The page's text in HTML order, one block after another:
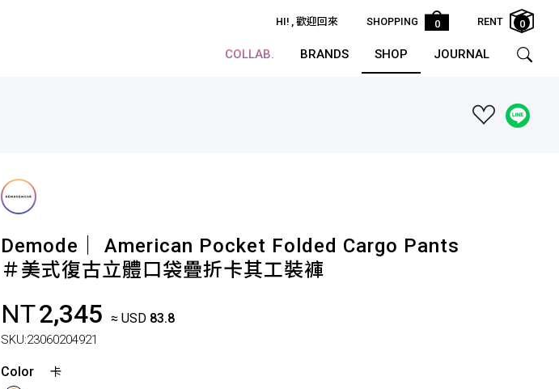
HI! , 歡迎回來 SHOPPING 0 RENT 0
COLLAB. BRANDS SHOP JOURNAL
Demode｜ American Pocket Folded Cargo Pants
＃美式復古立體口袋疊折卡其工裝褲
NT2,345 ≈ USD 83.8
SKU:23060204921
Color 卡